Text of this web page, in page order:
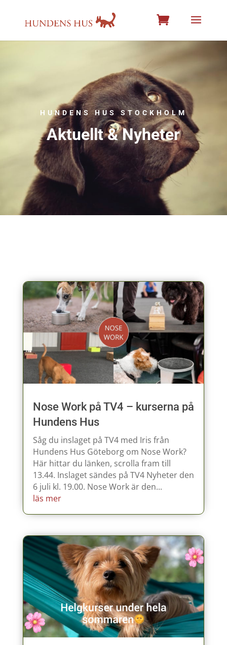
HUNDENS HUS STOCKHOLM
Aktuellt & Nyheter
Nose Work på TV4 – kurserna på
Hundens Hus
Såg du inslaget på TV4 med Iris från
Hundens Hus Göteborg om Nose Work?
Här hittar du länken, scrolla fram till
13.44. Inslaget sändes på TV4 Nyheter den
6 juli kl. 19.00. Nose Work är den...
läs mer